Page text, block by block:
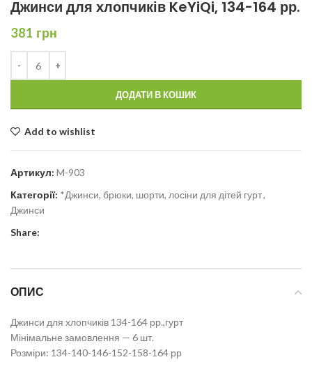
Джинси для хлопчиків KeYiQi, 134-164 рр.
381 грн
ДОДАТИ В КОШИК
Add to wishlist
Артикул: M-903
Категорії: *Джинси, брюки, шорти, лосіни для дітей гурт,
Джинси
Share:
ОПИС
Джинси для хлопчиків 134-164 рр.,гурт
Мінімальне замовлення — 6 шт.
Розміри: 134-140-146-152-158-164 рр